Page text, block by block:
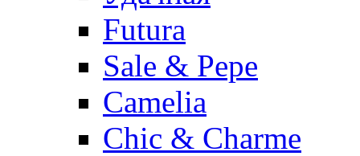
Futura
Sale & Pepe
Camelia
Chic & Charme